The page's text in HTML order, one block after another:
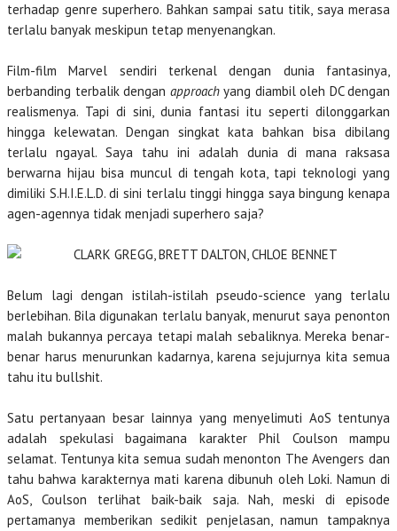
terhadap genre superhero. Bahkan sampai satu titik, saya merasa
terlalu banyak meskipun tetap menyenangkan.
Film-film Marvel sendiri terkenal dengan dunia fantasinya,
berbanding terbalik dengan approachyang diambil oleh DC dengan
realismenya. Tapi di sini, dunia fantasi itu seperti dilonggarkan
hingga kelewatan. Dengan singkat kata bahkan bisa dibilang
terlalu ngayal. Saya tahu ini adalah dunia di mana raksasa
berwarna hijau bisa muncul di tengah kota, tapi teknologi yang
dimiliki S.H.I.E.L.D. di sini terlalu tinggi hingga saya bingung kenapa
agen-agennya tidak menjadi superhero saja?
Belum lagi dengan istilah-istilah pseudo-science yang terlalu
berlebihan. Bila digunakan terlalu banyak, menurut saya penonton
malah bukannya percaya tetapi malah sebaliknya. Mereka benar-
benar harus menurunkan kadarnya, karena sejujurnya kita semua
tahu itu bullshit.
Satu pertanyaan besar lainnya yang menyelimuti AoS tentunya
adalah spekulasi bagaimana karakter Phil Coulson mampu
selamat. Tentunya kita semua sudah menonton The Avengers dan
tahu bahwa karakternya mati karena dibunuh oleh Loki. Namun di
AoS, Coulson terlihat baik-baik saja. Nah, meski di episode
pertamanya memberikan sedikit penjelasan, namun tampaknya